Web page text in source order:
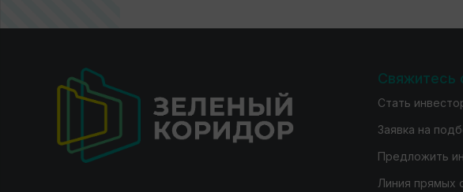
Свяжитесь
Стать
Заявка на
Предложить
Линия прямых